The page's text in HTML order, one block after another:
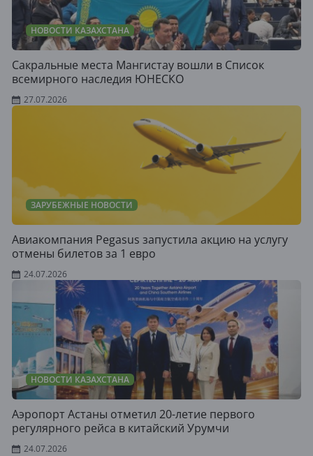
НОВОСТИ КАЗАХСТАНА
Сакральные места Мангистау вошли в Список
всемирного наследия ЮНЕСКО
27.07.2026
ЗАРУБЕЖНЫЕ НОВОСТИ
Авиакомпания Pegasus запустила акцию на услугу
отмены билетов за 1 евро
24.07.2026
НОВОСТИ КАЗАХСТАНА
Аэропорт Астаны отметил 20-летие первого
регулярного рейса в китайский Урумчи
24.07.2026